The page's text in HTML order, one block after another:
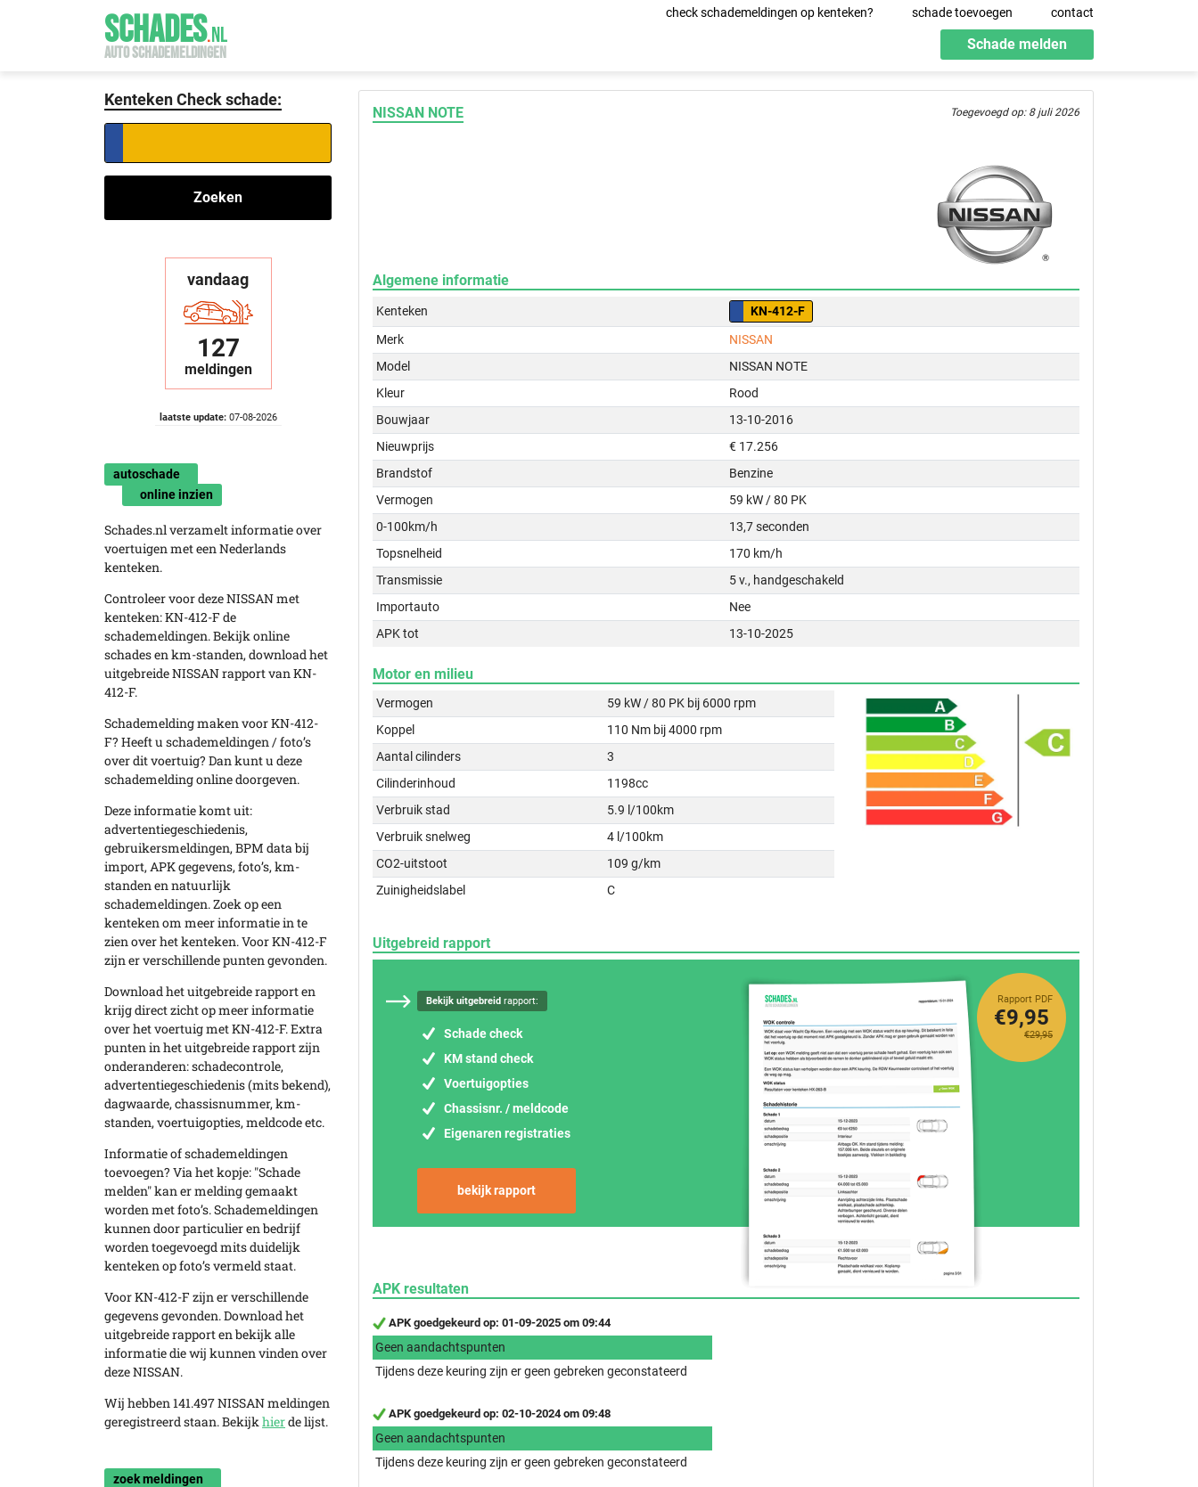
SCHADES.NL
AUTO SCHADEMELDINGEN
check schademeldingen op kenteken? schade toevoegen contact
Schade melden
Kenteken Check schade:
Zoeken
vandaag
127
meldingen
laatste update:07-08-2026
autoschade
online inzien
Schades.nl verzamelt informatie over
voertuigen met een Nederlands
kenteken.
Controleer voor deze NISSAN met
kenteken: KN-412-F de
schademeldingen. Bekijk online
schades en km-standen, download het
uitgebreide NISSAN rapport van KN-
412-F.
Schademelding maken voor KN-412-
F? Heeft u schademeldingen / foto’s
over dit voertuig? Dan kunt u deze
schademelding online doorgeven.
Deze informatie komt uit:
advertentiegeschiedenis,
gebruikersmeldingen, BPM data bij
import, APK gegevens, foto’s, km-
standen en natuurlijk
schademeldingen. Zoek op een
kenteken om meer informatie in te
zien over het kenteken. Voor KN-412-F
zijn er verschillende punten gevonden.
Download het uitgebreide rapport en
krijg direct zicht op meer informatie
over het voertuig met KN-412-F. Extra
punten in het uitgebreide rapport zijn
onderanderen: schadecontrole,
advertentiegeschiedenis (mits bekend),
dagwaarde, chassisnummer, km-
standen, voertuigopties, meldcode etc.
Informatie of schademeldingen
toevoegen? Via het kopje: "Schade
melden" kan er melding gemaakt
worden met foto’s. Schademeldingen
kunnen door particulier en bedrijf
worden toegevoegd mits duidelijk
kenteken op foto’s vermeld staat.
Voor KN-412-F zijn er verschillende
gegevens gevonden. Download het
uitgebreide rapport en bekijk alle
informatie die wij kunnen vinden over
deze NISSAN.
Wij hebben 141.497 NISSAN meldingen
geregistreerd staan. Bekijkhierde lijst.
zoek meldingen
NISSAN NOTE Toegevoegd op: 8 juli 2026
Algemene informatie
Kenteken
KN-412-F
Merk
NISSAN
Model
NISSAN NOTE
Kleur
Rood
Bouwjaar
13-10-2016
Nieuwprijs
€ 17.256
Brandstof
Benzine
Vermogen
59 kW / 80 PK
0-100km/h
13,7 seconden
Topsnelheid
170 km/h
Transmissie
5 v., handgeschakeld
Importauto
Nee
APK tot
13-10-2025
Motor en milieu
Vermogen
59 kW / 80 PK bij 6000 rpm
Koppel
110 Nm bij 4000 rpm
Aantal cilinders
3
Cilinderinhoud
1198cc
Verbruik stad
5.9 l/100km
Verbruik snelweg
4 l/100km
CO2-uitstoot
109 g/km
Zuinigheidslabel
C
Uitgebreid rapport
Bekijk uitgebreid rapport:
Schade check
KM stand check
Voertuigopties
Chassisnr. / meldcode
Eigenaren registraties
bekijk rapport
Rapport PDF
€29,95
€9,95
APK resultaten
APK goedgekeurd op: 01-09-2025 om 09:44
Geen aandachtspunten
Tijdens deze keuring zijn er geen gebreken geconstateerd
APK goedgekeurd op: 02-10-2024 om 09:48
Geen aandachtspunten
Tijdens deze keuring zijn er geen gebreken geconstateerd